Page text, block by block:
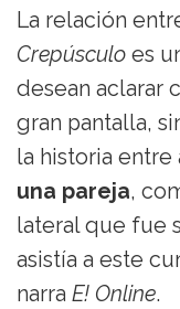
La relación
Crepúsculo es
desean aclarar
gran pantalla,
la historia entre
una pareja,
lateral que fue
asistía a este
narra E! Online.